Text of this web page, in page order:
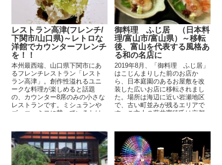
レストラン高津(フレンチ/
下関市/山口県)～レトロな
洋館でカウンターフレンチ
を！！
本州最西端、山口県下関市にあ
るフレンチレストラン「レスト
ラン高津」。創作性溢れるユニ
ークな料理が楽しめると話題
の、カウンター8席のみの小さな
レストランです。ミシュランや
ゴ・エ・ミヨに載っているわけ
御料理 ふじ居 （日本料
理/富山市/富山県）～移転
後、富山を代表する風格あ
る和の名店に
2019年8月、「御料理 ふじ居」
はこじんまりした前のお店か
ら、日本庭園のあるお屋敷を改
装した広いお店に移転されまし
た。場所は海辺に近い岩瀬地区
で、古い町並みが残るエリアで
す。ご主人の藤井寛徳氏は京都